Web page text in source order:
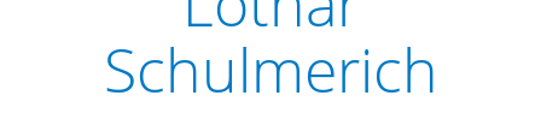
Schulmerich